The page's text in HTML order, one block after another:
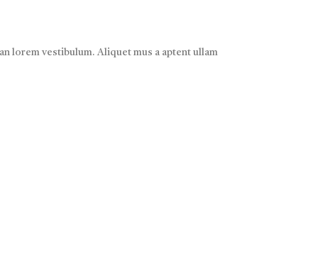
lorem vestibulum. Aliquet mus a aptent ullam